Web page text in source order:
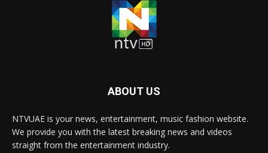
ABOUT US
NTVUAE is your news, entertainment, music fashion website.
We provide you with the latest breaking news and videos
straight from the entertainment industry.